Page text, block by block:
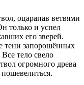
оцарапав ветвями
только и успел
его зверей.
запорошённых
тело свело
огромного древа